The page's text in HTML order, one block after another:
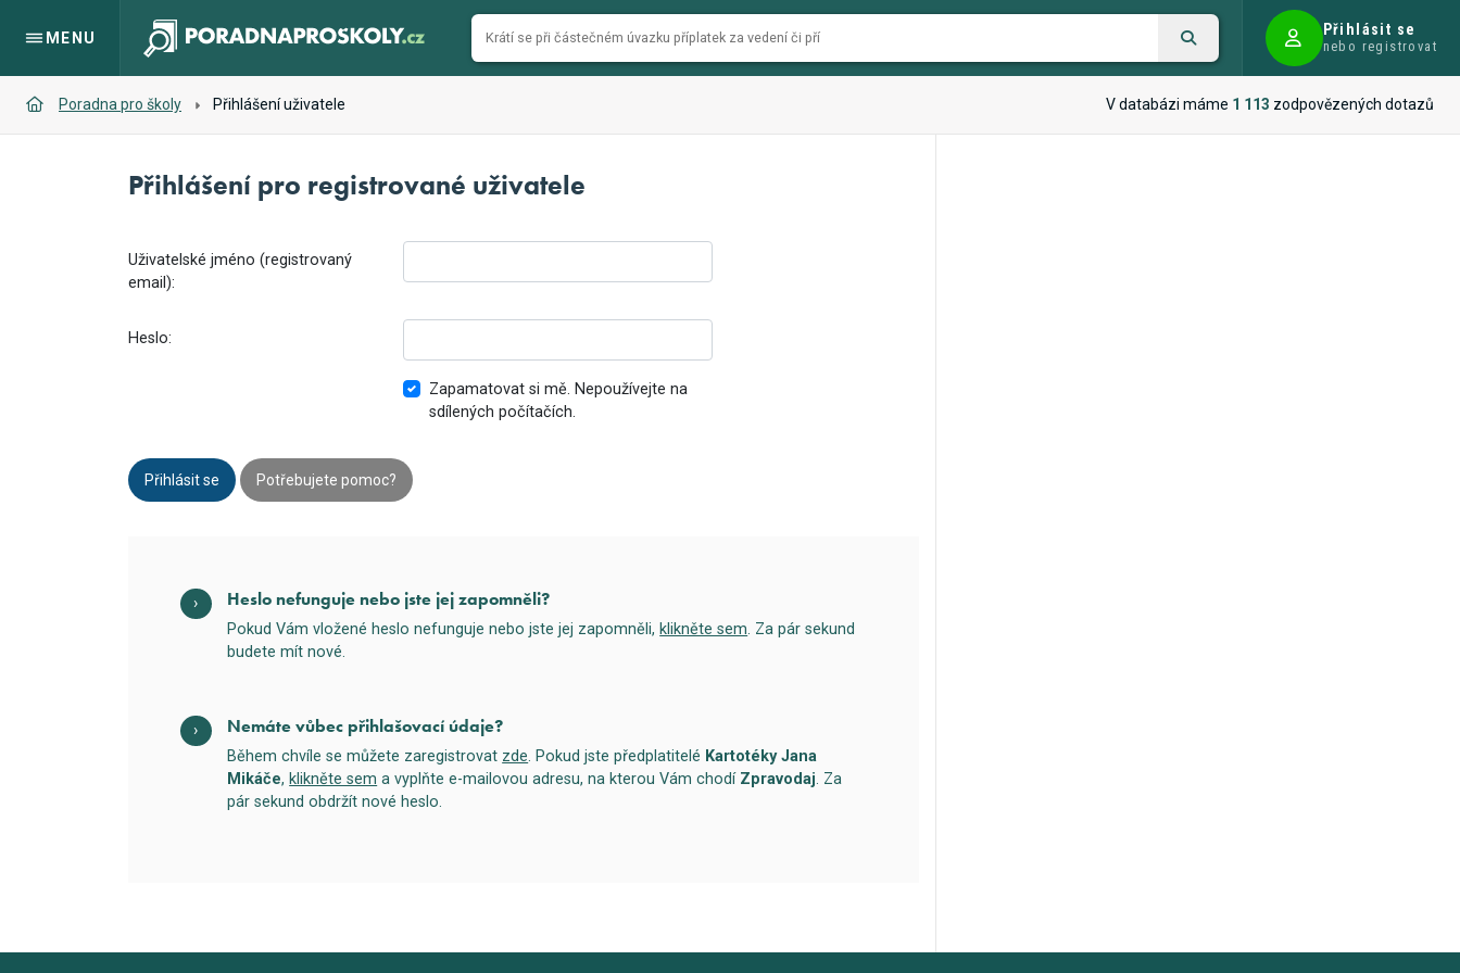
MENU Přihlásit se
nebo registrovat
Poradna pro školy Přihlášení uživatele V databázi máme 1 113 zodpovězených dotazů
Přihlášení pro registrované uživatele
Uživatelské jméno (registrovaný
email):
Heslo:
Zapamatovat si mě. Nepoužívejte na
sdílených počítačích.
Přihlásit se Potřebujete pomoc?
Heslo nefunguje nebo jste jej zapomněli?
Pokud Vám vložené heslo nefunguje nebo jste jej zapomněli, klikněte sem. Za pár sekund
budete mít nové.
Nemáte vůbec přihlašovací údaje?
Během chvíle se můžete zaregistrovat zde. Pokud jste předplatitelé Kartotéky Jana
Mikáče, klikněte sem a vyplňte e-mailovou adresu, na kterou Vám chodí Zpravodaj. Za
pár sekund obdržít nové heslo.